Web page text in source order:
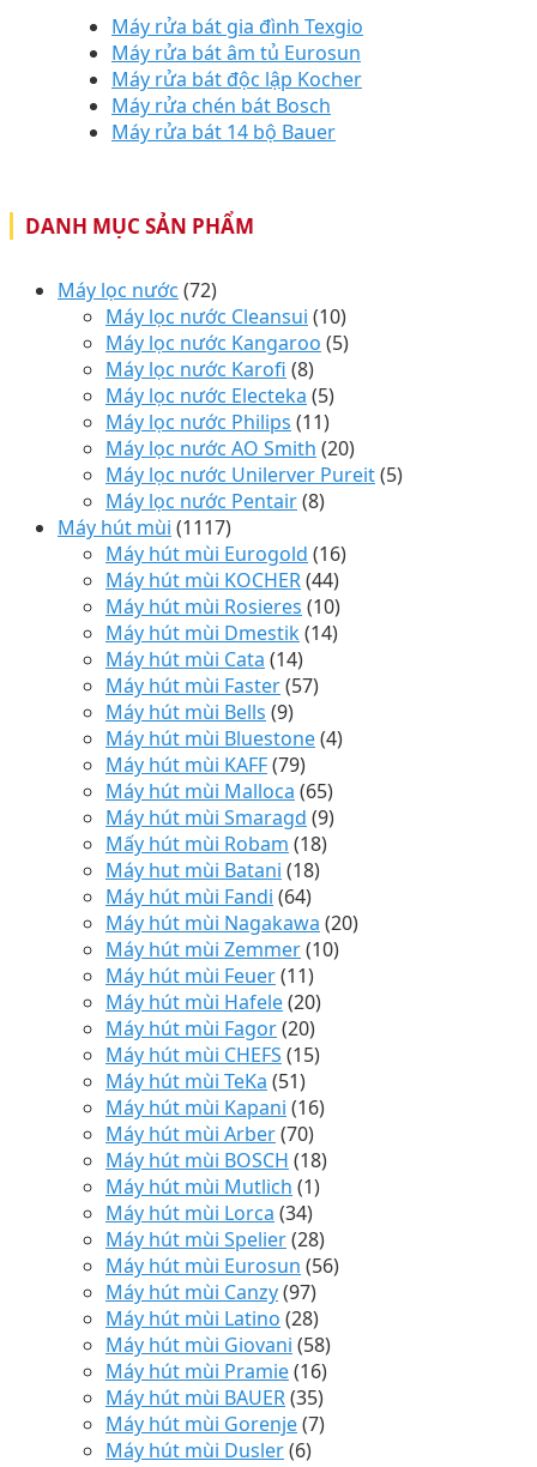
Máy rửa bát gia đình Texgio
Máy rửa bát âm tủ Eurosun
Máy rửa bát độc lập Kocher
Máy rửa chén bát Bosch
Máy rửa bát 14 bộ Bauer
DANH MỤC SẢN PHẨM
Máy lọc nước (72)
Máy lọc nước Cleansui (10)
Máy lọc nước Kangaroo (5)
Máy lọc nước Karofi (8)
Máy lọc nước Electeka (5)
Máy lọc nước Philips (11)
Máy lọc nước AO Smith (20)
Máy lọc nước Unilerver Pureit(5)
Máy lọc nước Pentair(8)
Máy hút mùi (1117)
Máy hút mùi Eurogold (16)
Máy hút mùi KOCHER(44)
Máy hút mùi Rosieres (10)
Máy hút mùi Dmestik(14)
Máy hút mùi Cata (14)
Máy hút mùi Faster(57)
Máy hút mùi Bells (9)
Máy hút mùi Bluestone(4)
Máy hút mùi KAFF(79)
Máy hút mùi Malloca (65)
Máy hút mùi Smaragd (9)
Mấy hút mùi Robam (18)
Máy hut mùi Batani (18)
Máy hút mùi Fandi (64)
Máy hút mùi Nagakawa (20)
Máy hút mùi Zemmer(10)
Máy hút mùi Feuer(11)
Máy hút mùi Hafele(20)
Máy hút mùi Fagor(20)
Máy hút mùi CHEFS (15)
Máy hút mùi TeKa (51)
Máy hút mùi Kapani (16)
Máy hút mùi Arber(70)
Máy hút mùi BOSCH (18)
Máy hút mùi Mutlich (1)
Máy hút mùi Lorca (34)
Máy hút mùi Spelier(28)
Máy hút mùi Eurosun (56)
Máy hút mùi Canzy(97)
Máy hút mùi Latino (28)
Máy hút mùi Giovani (58)
Máy hút mùi Pramie(16)
Máy hút mùi BAUER(35)
Máy hút mùi Gorenje(7)
Máy hút mùi Dusler(6)